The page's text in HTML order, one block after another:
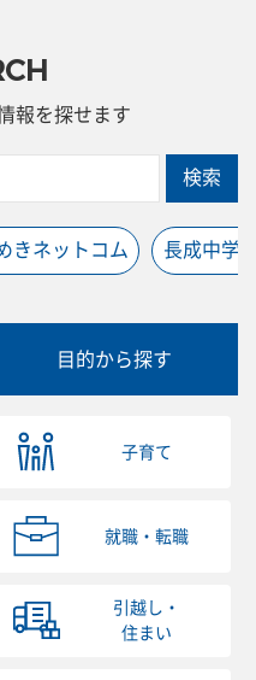
報を探せます
検索
きネットコム 長成中学
目的から探す
子育て
就職・転職
引越し・
住まい